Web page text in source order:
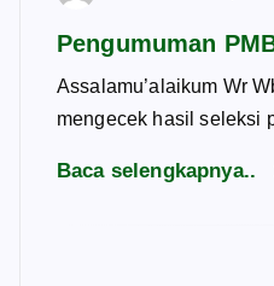
Pengumuman
Assalamu’alaikum Wr
mengecek hasil seleksi
Baca selengkapnya..